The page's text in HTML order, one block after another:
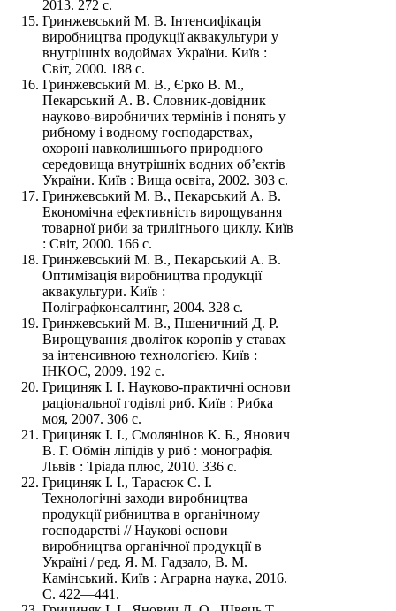
2013. 272 с.
Гринжевський М. В. Інтенсифікація
виробництва продукції аквакультури у
внутрішніх водоймах України. Київ :
Світ, 2000. 188 с.
Гринжевський М. В., Єрко В. М.,
Пекарський А. В. Словник-довідник
науково-виробничих термінів і понять у
рибному і водному господарствах,
охороні навколишнього природного
середовища внутрішніх водних об’єктів
України. Київ : Вища освіта, 2002. 303 с.
Гринжевський М. В., Пекарський А. В.
Економічна ефективність вирощування
товарної риби за трилітнього циклу. Київ
: Світ, 2000. 166 с.
Гринжевський М. В., Пекарський А. В.
Оптимізація виробництва продукції
аквакультури. Київ :
Поліграфконсалтинг, 2004. 328 с.
Гринжевський М. В., Пшеничний Д. Р.
Вирощування дволіток коропів у ставах
за інтенсивною технологією. Київ :
ІНКОС, 2009. 192 с.
Грициняк І. І. Науково-практичні основи
раціональної годівлі риб. Київ : Рибка
моя, 2007. 306 с.
Грициняк І. І., Смолянінов К. Б., Янович
В. Г. Обмін ліпідів у риб : монографія.
Львів : Тріада плюс, 2010. 336 с.
Грициняк І. І., Тарасюк С. І.
Технологічні заходи виробництва
продукції рибництва в органічному
господарстві // Наукові основи
виробництва органічної продукції в
Україні / ред. Я. М. Гадзало, В. М.
Камінський. Київ : Аграрна наука, 2016.
С. 422—441.